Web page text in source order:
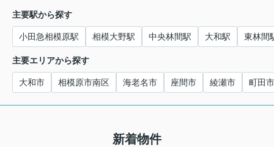
主要駅から探す
小田急相模原駅 相模大野駅 中央林間駅 大和駅 東林間
主要エリアから探す
大和市 相模原市南区 海老名市 座間市 綾瀬市 町田市
新着物件